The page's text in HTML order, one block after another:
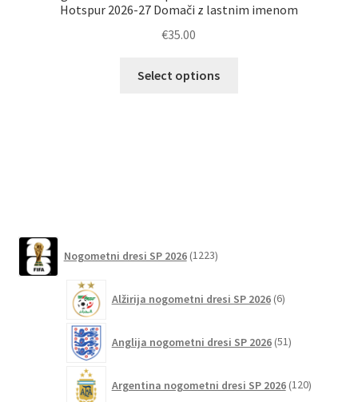
Hotspur 2026-27 Domači z lastnim imenom
€35.00
Select options
Nogometni dresi SP 2026 1223izdelkov
Alžirija nogometni dresi SP 2026 6izdelkov
Anglija nogometni dresi SP 2026 51izdelkov
Argentina nogometni dresi SP 2026 120izdelkov